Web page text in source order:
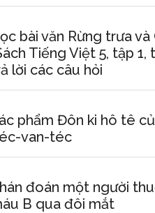
bài văn Rừng trưa và
Tiếng Việt 5, tập 1,
lời các câu hỏi
phẩm Đôn ki hô tê
van-téc
đoán một người
B qua đôi mắt